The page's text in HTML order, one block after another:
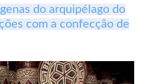
do arquipélago do
com a confecção de